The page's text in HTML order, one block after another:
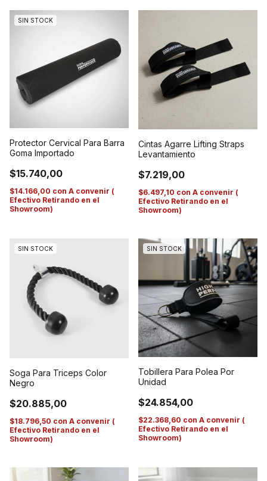
SIN STOCK
Protector Cervical Para Barra
Goma Importado
$15.740,00
$14.166,00 con A convenir (
Efectivo Retirando en el
Showroom)
Cintas Agarre Lifting Straps
Levantamiento
$7.219,00
$6.497,10 con A convenir (
Efectivo Retirando en el
Showroom)
SIN STOCK
Soga Para Triceps Color
Negro
$20.885,00
$18.796,50 con A convenir (
Efectivo Retirando en el
Showroom)
SIN STOCK
Tobillera Para Polea Por
Unidad
$24.854,00
$22.368,60 con A convenir (
Efectivo Retirando en el
Showroom)